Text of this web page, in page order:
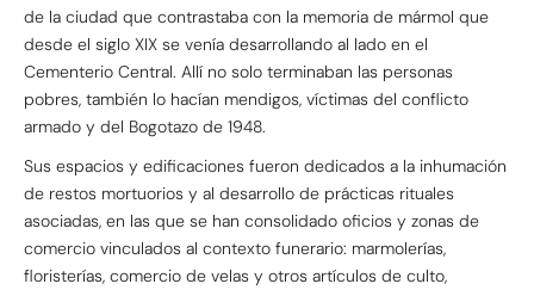
de la ciudad que contrastaba con la memoria de mármol que
desde el siglo XIX se venía desarrollando al lado en el
Cementerio Central. Allí no solo terminaban las personas
pobres, también lo hacían mendigos, víctimas del conflicto
armado y del Bogotazo de 1948.
Sus espacios y edificaciones fueron dedicados a la inhumación
de restos mortuorios y al desarrollo de prácticas rituales
asociadas, en las que se han consolidado oficios y zonas de
comercio vinculados al contexto funerario: marmolerías,
floristerías, comercio de velas y otros artículos de culto,